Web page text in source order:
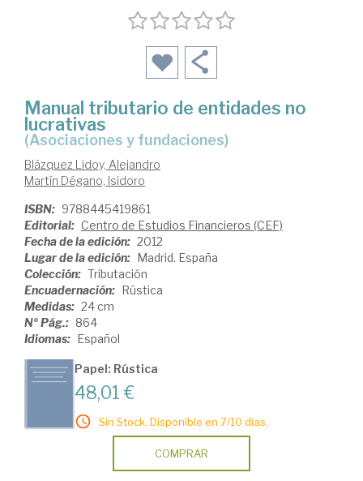
Manual tributario de entidades no
lucrativas
(asociaciones y fundaciones)
Blázquez Lidoy, Alejandro
Martín Dégano, Isidoro
ISBN: 9788445419861
Editorial: Centro de Estudios Financieros (CEF)
Fecha de la edición: 2012
Lugar de la edición: Madrid. España
Colección: Tributación
Encuadernación: Rústica
Medidas: 24 cm
Nº Pág.: 864
Idiomas: Español
Papel: Rústica
48,01 €
Sin Stock. Disponible en 7/10 días.
COMPRAR